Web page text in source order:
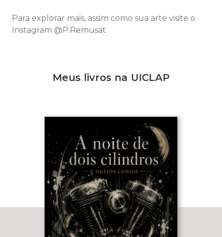
Para explorar mais, assim como sua arte visite o
Instagram @P.Remusat
Meus livros na UICLAP